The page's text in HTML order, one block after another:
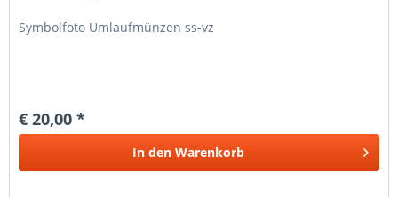
Symbolfoto Umlaufmünzen ss-vz
€ 20,00 *
In den Warenkorb